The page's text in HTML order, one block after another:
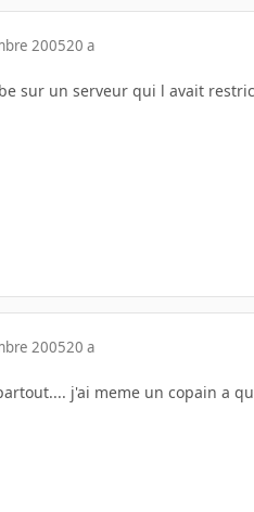
200520 a
sur un serveur qui l avait
200520 a
j'ai meme un copain a